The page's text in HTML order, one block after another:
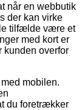
når en webbutik
der kan virke
tilfælde være et
med kort er
overfor
mobilen.
du foretrækker